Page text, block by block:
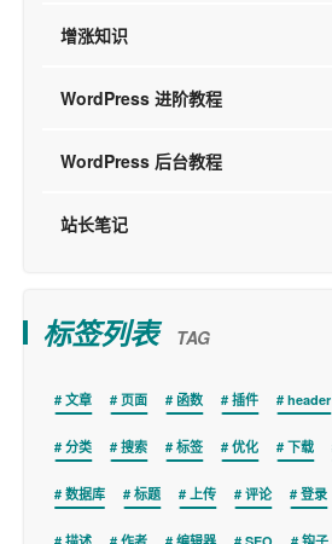
增涨知识
WordPress 进阶教程
WordPress 后台教程
站长笔记
标签列表 TAG
文章 页面 函数 插件 header
分类 搜索 标签 优化 下载
数据库 标题 上传 评论 登录